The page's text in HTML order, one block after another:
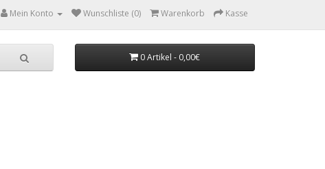
Mein Konto Wunschliste (0) Warenkorb Kasse
0 Artikel - 0,00€